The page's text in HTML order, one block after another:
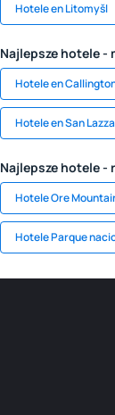
Hotele en Litomyšl
Najlepsze hotele -
Hotele en
Hotele en San
Najlepsze hotele -
Hotele Ore
Hotele Parque